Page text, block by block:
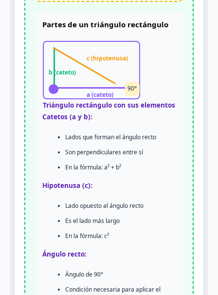
Partes de un triángulo rectángulo
a (cateto)
b (cateto)
c (hipotenusa)
90°
Triángulo rectángulo con sus elementos
Catetos (a y b):
Lados que forman el ángulo recto
Son perpendiculares entre sí
En la fórmula: a² + b²
Hipotenusa (c):
Lado opuesto al ángulo recto
Es el lado más largo
En la fórmula: c²
Ángulo recto:
Ángulo de 90°
Condición necesaria para aplicar el